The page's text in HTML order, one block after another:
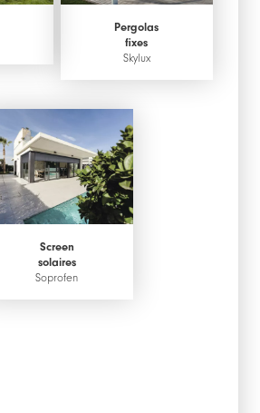
Pergolas
fixes
Skylux
Screen
solaires
Soprofen